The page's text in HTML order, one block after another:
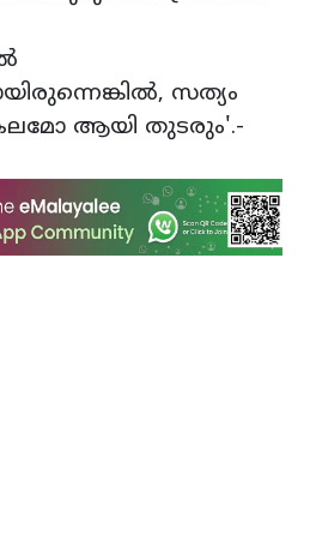
സത്യം
ആയി തുടരും'.-